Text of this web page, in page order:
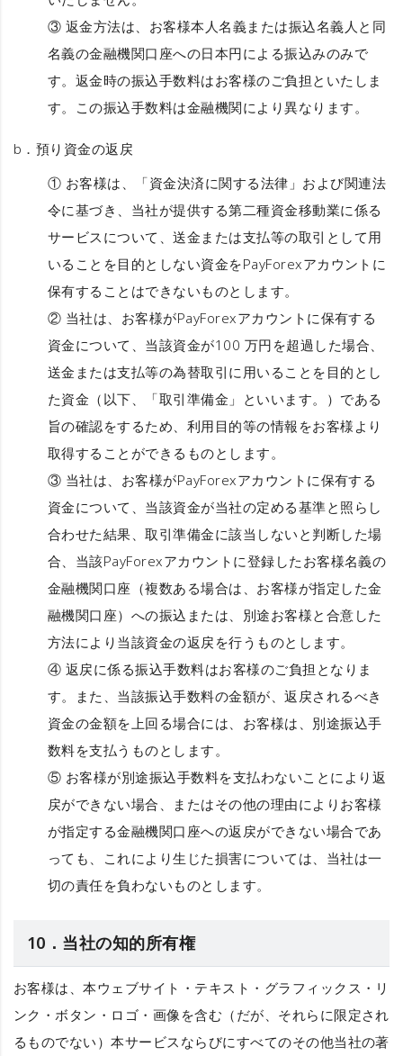
③ 返金方法は、お客様本人名義または振込名義人と同
名義の金融機関口座への日本円による振込みのみで
す。返金時の振込手数料はお客様のご負担といたしま
す。この振込手数料は金融機関により異なります。
b． 預り資金の返戻
① お客様は、「資金決済に関する法律」および関連法
令に基づき、当社が提供する第二種資金移動業に係る
サービスについて、送金または支払等の取引として用
いることを目的としない資金をPayForexアカウントに
保有することはできないものとします。
② 当社は、お客様がPayForexアカウントに保有する
資金について、当該資金が100 万円を超過した場合、
送金または支払等の為替取引に用いることを目的とし
た資金（以下、「取引準備金」といいます。）である
旨の確認をするため、利用目的等の情報をお客様より
取得することができるものとします。
③ 当社は、お客様がPayForexアカウントに保有する
資金について、当該資金が当社の定める基準と照らし
合わせた結果、取引準備金に該当しないと判断した場
合、当該PayForexアカウントに登録したお客様名義の
金融機関口座（複数ある場合は、お客様が指定した金
融機関口座）への振込または、別途お客様と合意した
方法により当該資金の返戻を行うものとします。
④ 返戻に係る振込手数料はお客様のご負担となりま
す。また、当該振込手数料の金額が、返戻されるべき
資金の金額を上回る場合には、お客様は、別途振込手
数料を支払うものとします。
⑤ お客様が別途振込手数料を支払わないことにより返
戻ができない場合、またはその他の理由によりお客様
が指定する金融機関口座への返戻ができない場合であ
っても、これにより生じた損害については、当社は一
切の責任を負わないものとします。
10．当社の知的所有権
お客様は、本ウェブサイト・テキスト・グラフィックス・リ
ンク・ボタン・ロゴ・画像を含む（だが、それらに限定され
るものでない）本サービスならびにすべてのその他当社の著